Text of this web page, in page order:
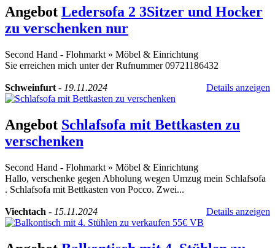
Angebot Ledersofa 2 3Sitzer und Hocker
zu verschenken nur
Second Hand - Flohmarkt » Möbel & Einrichtung
Sie erreichen mich unter der Rufnummer 09721186432
Schweinfurt - 19.11.2024 Details anzeigen
Angebot Schlafsofa mit Bettkasten zu
verschenken
Second Hand - Flohmarkt » Möbel & Einrichtung
Hallo, verschenke gegen Abholung wegen Umzug mein Schlafsofa
. Schlafsofa mit Bettkasten von Pocco. Zwei...
Viechtach - 15.11.2024 Details anzeigen